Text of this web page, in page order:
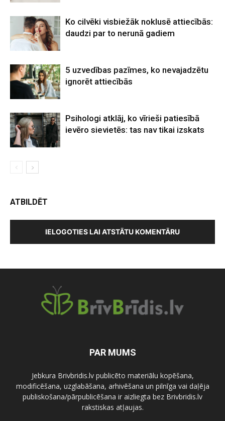
Ko cilvēki visbiežāk noklusē attiecībās:
daudzi par to nerunā gadiem
5 uzvedības pazīmes, ko nevajadzētu
ignorēt attiecībās
Psihologi atklāj, ko vīrieši patiesībā
ievēro sievietēs: tas nav tikai izskats
ATBILDĒT
IELOGOTIES LAI ATSTĀTU KOMENTĀRU
PAR MUMS
Jebkura Brivbridis.lv publicēto materiālu kopēšana,
modificēšana, uzglabāšana, arhivēšana un pilnīga vai daļēja
publiskošana/pārpublicēšana ir aizliegta bez Brivbridis.lv
rakstiskas atļaujas.